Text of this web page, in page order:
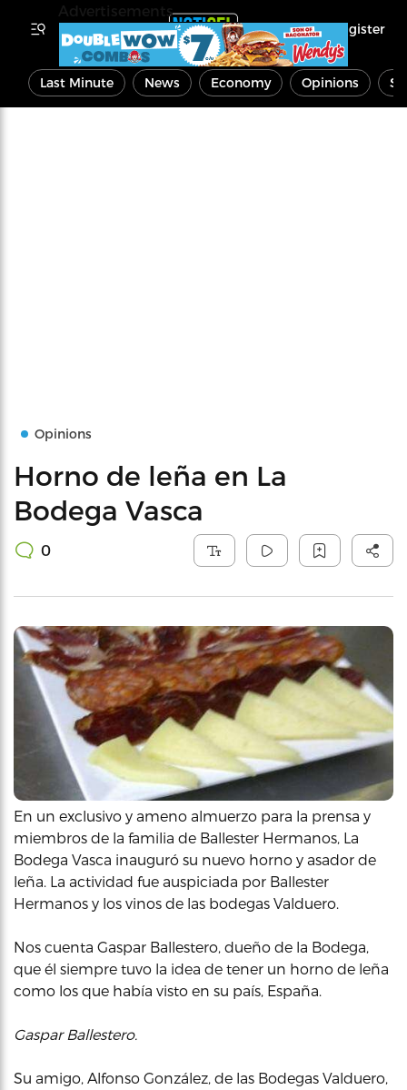
Register
Last Minute News Economy Opinions
Opinions
Horno de leña en La
Bodega Vasca
0
En un exclusivo y ameno almuerzo para la prensa y
miembros de la familia de Ballester Hermanos, La
Bodega Vasca inauguró su nuevo horno y asador de
leña. La actividad fue auspiciada por Ballester
Hermanos y los vinos de las bodegas Valduero.
Nos cuenta Gaspar Ballestero, dueño de la Bodega,
que él siempre tuvo la idea de tener un horno de leña
como los que había visto en su país, España.
Gaspar Ballestero.
Su amigo, Alfonso González, de las Bodegas Valduero,
Advertisements